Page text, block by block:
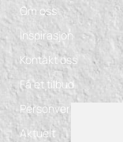
Om oss
Inspirasjon
Kontakt oss
Få et tilbud
Personvern
Aktuelt